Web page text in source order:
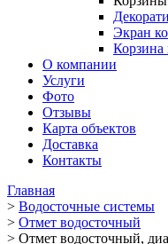
Экран
Корзина
О компании
Услуги
Фото
Отзывы
Карта объектов
Доставка
Контакты
Главная
> Водосточные системы
> Отмет водосточный
> Отмет водосточный,